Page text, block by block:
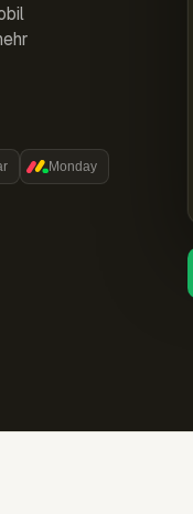
Monday